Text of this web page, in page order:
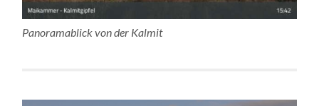
Panoramablick von der Kalmit